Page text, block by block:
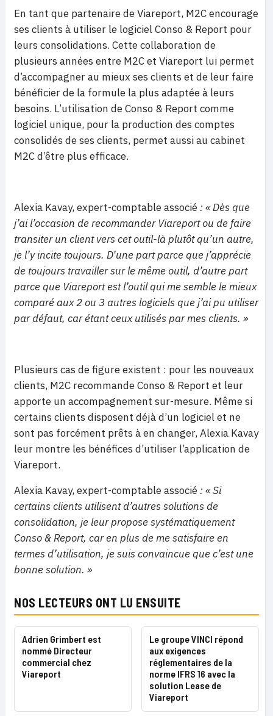
En tant que partenaire de Viareport, M2C encourage
ses clients à utiliser le logiciel Conso & Report pour
leurs consolidations. Cette collaboration de
plusieurs années entre M2C et Viareport lui permet
d’accompagner au mieux ses clients et de leur faire
bénéficier de la formule la plus adaptée à leurs
besoins. L’utilisation de Conso & Report comme
logiciel unique, pour la production des comptes
consolidés de ses clients, permet aussi au cabinet
M2C d’être plus efficace.
Alexia Kavay, expert-comptable associé: « Dès que
j’ai l’occasion de recommander Viareport ou de faire
transiter un client vers cet outil-là plutôt qu’un autre,
je l’y incite toujours. D’une part parce que j’apprécie
de toujours travailler sur le même outil, d’autre part
parce que Viareport est l’outil qui me semble le mieux
comparé aux 2 ou 3 autres logiciels que j’ai pu utiliser
par défaut, car étant ceux utilisés par mes clients. »
Plusieurs cas de figure existent : pour les nouveaux
clients, M2C recommande Conso & Report et leur
apporte un accompagnement sur-mesure. Même si
certains clients disposent déjà d’un logiciel et ne
sont pas forcément prêts à en changer, Alexia Kavay
leur montre les bénéfices d’utiliser l’application de
Viareport.
Alexia Kavay, expert-comptable associé: « Si
certains clients utilisent d’autres solutions de
consolidation, je leur propose systématiquement
Conso & Report, car en plus de me satisfaire en
termes d’utilisation, je suis convaincue que c’est une
bonne solution. »
NOS LECTEURS ONT LU ENSUITE
Adrien Grimbert est
nommé Directeur
commercial chez
Viareport
Le groupe VINCI répond
aux exigences
réglementaires de la
norme IFRS 16 avec la
solution Lease de
Viareport